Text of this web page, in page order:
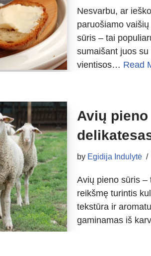
Nesvarbu, ar
paruošiamo
sūris – tai
sumaišant juos
vientisos… Read
Avių
by Egidija Indulytė
Avių pieno sūris –
reikšmę turintis
tekstūra ir
gaminamas iš